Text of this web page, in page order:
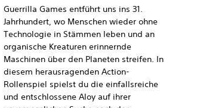
Guerrilla Games entführt uns ins 31.
Jahrhundert, wo Menschen wieder ohne
Technologie in Stämmen leben und an
organische Kreaturen erinnernde
Maschinen über den Planeten streifen. In
diesem herausragenden Action-
Rollenspiel spielst du die einfallsreiche
und entschlossene Aloy auf ihrer